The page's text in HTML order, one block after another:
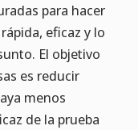
para hacer
eficaz y lo
El objetivo
es reducir
menos
de la prueba